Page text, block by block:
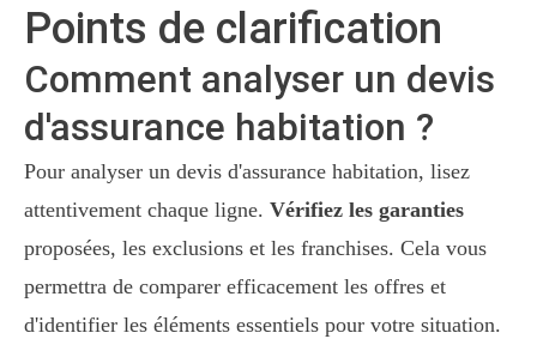
Points de clarification
Comment analyser un devis
d'assurance habitation ?
Pour analyser un devis d'assurance habitation, lisez
attentivement chaque ligne. Vérifiez les garanties
proposées, les exclusions et les franchises. Cela vous
permettra de comparer efficacement les offres et
d'identifier les éléments essentiels pour votre situation.